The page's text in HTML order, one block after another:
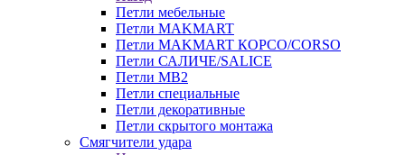
Петли мебельные
Петли MAKMART
Петли MAKMART КОРСО/CORSO
Петли САЛИЧЕ/SALICE
Петли MB2
Петли специальные
Петли декоративные
Петли скрытого монтажа
Смягчители удара